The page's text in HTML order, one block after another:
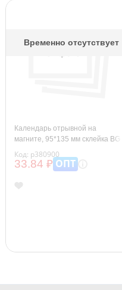
Временно отсутствует
Календарь отрывной на
магните, 95*135 мм склейка BG
Код: р380900
33.84 ₽ ОПТ